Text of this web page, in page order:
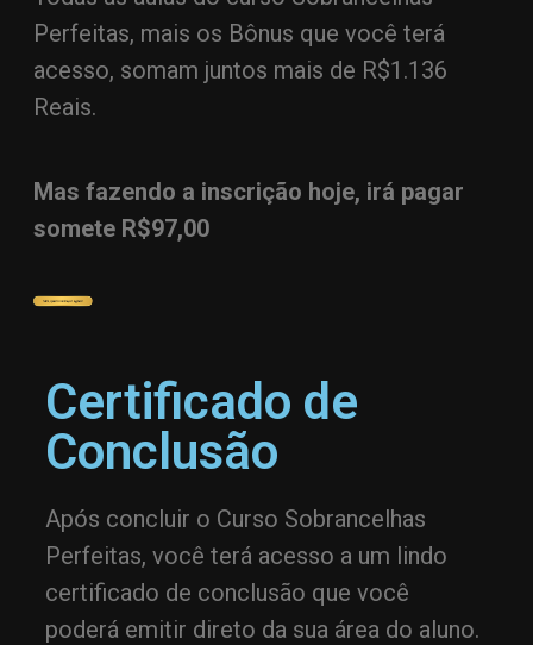
Perfeitas, mais os Bônus que você terá
acesso, somam juntos mais de R$1.136
Reais.
Mas fazendo a inscrição hoje, irá pagar
somete R$97,00
Certificado de
Conclusão
Após concluir o Curso Sobrancelhas
Perfeitas, você terá acesso a um lindo
certificado de conclusão que você
poderá emitir direto da sua área do aluno.